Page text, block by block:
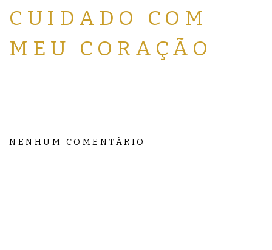
CUIDADO COM
MEU CORAÇÃO
NENHUM COMENTÁRIO